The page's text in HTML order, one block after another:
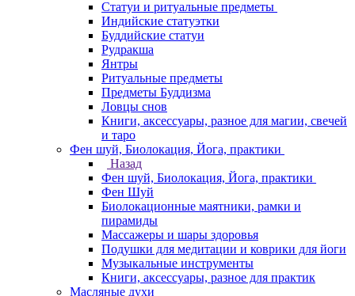
Статуи и ритуальные предметы
Индийские статуэтки
Буддийские статуи
Рудракша
Янтры
Ритуальные предметы
Предметы Буддизма
Ловцы снов
Книги, аксессуары, разное для магии, свечей
и таро
Фен шуй, Биолокация, Йога, практики
Назад
Фен шуй, Биолокация, Йога, практики
Фен Шуй
Биолокационные маятники, рамки и
пирамиды
Массажеры и шары здоровья
Подушки для медитации и коврики для йоги
Музыкальные инструменты
Книги, аксессуары, разное для практик
Масляные духи